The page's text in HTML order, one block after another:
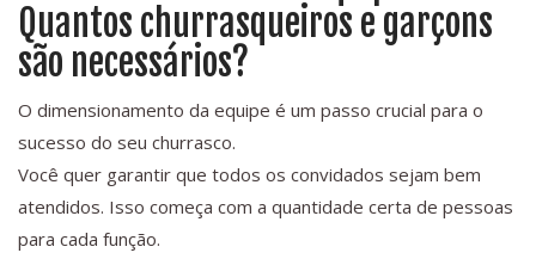
Quantos churrasqueiros e garçons
são necessários?
O dimensionamento da equipe é um passo crucial para o
sucesso do seu churrasco.
Você quer garantir que todos os convidados sejam bem
atendidos. Isso começa com a quantidade certa de pessoas
para cada função.